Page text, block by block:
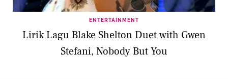
ENTERTAINMENT
Lirik Lagu Blake Shelton Duet with Gwen
Stefani, Nobody But You